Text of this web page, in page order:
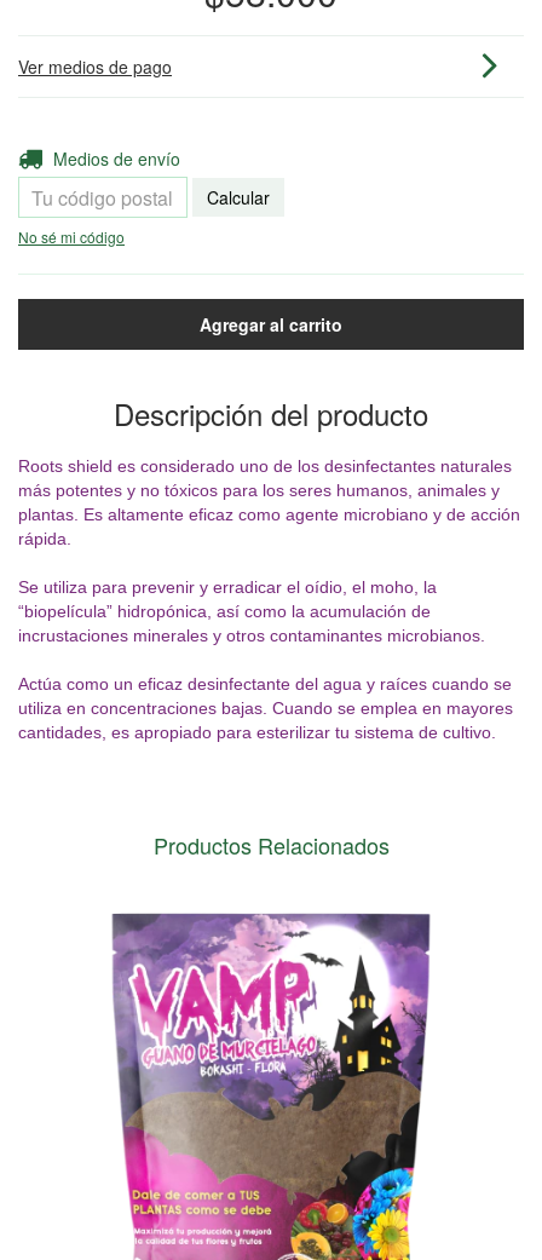
Ver medios de pago
Entregas para el CP:
Medios de envío
Calcular
No sé mi código
Descripción del producto
Roots shield es considerado uno de los desinfectantes naturales
más potentes y no tóxicos para los seres humanos, animales y
plantas. Es altamente eficaz como agente microbiano y de acción
rápida.
Se utiliza para prevenir y erradicar el oídio, el moho, la
“biopelícula” hidropónica, así como la acumulación de
incrustaciones minerales y otros contaminantes microbianos.
Actúa como un eficaz desinfectante del agua y raíces cuando se
utiliza en concentraciones bajas. Cuando se emplea en mayores
cantidades, es apropiado para esterilizar tu sistema de cultivo.
Productos Relacionados